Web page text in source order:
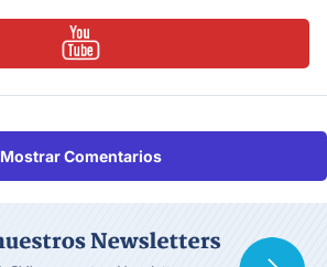
Mostrar Comentarios